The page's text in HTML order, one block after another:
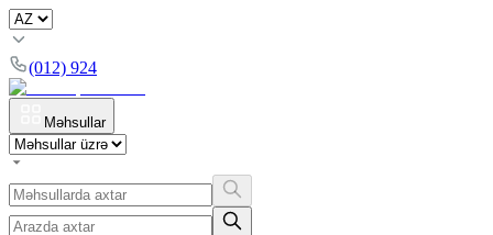
(012) 924
Məhsullar